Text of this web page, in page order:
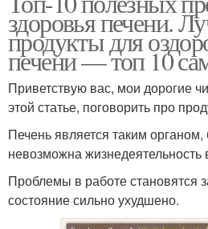
здоровья печени.
продукты для
печени — топ 10
Приветствую вас, мои дорогие
этой статье, поговорить про
Печень является таким органом,
невозможна жизнедеятельность
Проблемы в работе становятся
состояние сильно ухудшено.